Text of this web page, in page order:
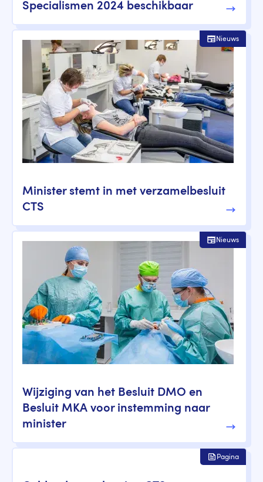
Specialismen 2024 beschikbaar
Minister stemt in met verzamelbesluit
CTS
Nieuws
Wijziging van het Besluit DMO en
Besluit MKA voor instemming naar
minister
Nieuws
Pagina